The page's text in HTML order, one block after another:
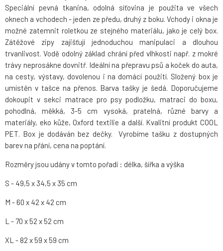
Speciální pevná tkanina, odolná síťovina je použita ve všech
oknech a vchodech - jeden ze předu, druhý z boku. Vchody i okna je
možné zatemnit roletkou ze stejného materiálu, jako je celý box.
Zátěžové zipy zajišťují jednoduchou manipulaci a dlouhou
trvanlivost. Vodě odolný základ chrání před vlhkosti např. z mokré
trávy neprosákne dovnitř. Ideální na přepravu psů a koček do auta,
na cesty, výstavy, dovolenou i na domácí použití. Složený box je
umístěn v tašce na přenos. Barva tašky je šedá. Doporučujeme
dokoupit v sekci matrace pro psy podložku, matraci do boxu,
pohodlná, měkká, 3-5 cm vysoká, pratelná, různé barvy a
materiály, eko kůže, Oxford textilie a další. Kvalitní produkt COOL
PET. Box je dodáván bez dečky. Vyrobíme tašku z dostupných
barev na přání, cena na poptání.
Rozměry jsou udány v tomto pořadí : délka, šířka a výška
S - 49,5 x 34,5 x 35 cm
M - 60 x 42 x 42 cm
L - 70 x 52 x 52 cm
XL - 82 x 59 x 59 cm